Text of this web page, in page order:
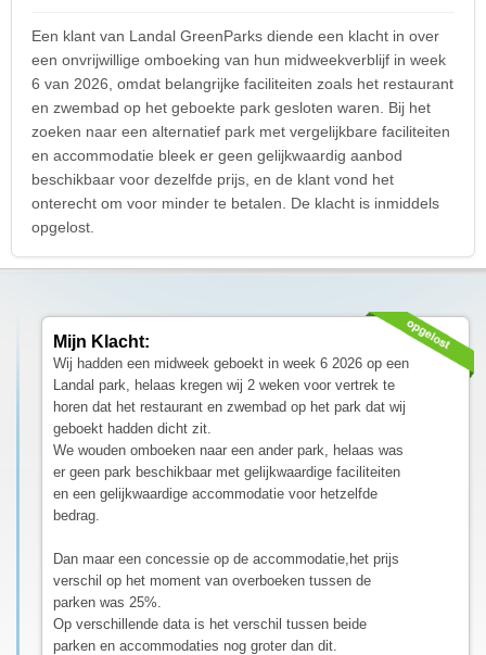
Een klant van Landal GreenParks diende een klacht in over
een onvrijwillige omboeking van hun midweekverblijf in week
6 van 2026, omdat belangrijke faciliteiten zoals het restaurant
en zwembad op het geboekte park gesloten waren. Bij het
zoeken naar een alternatief park met vergelijkbare faciliteiten
en accommodatie bleek er geen gelijkwaardig aanbod
beschikbaar voor dezelfde prijs, en de klant vond het
onterecht om voor minder te betalen. De klacht is inmiddels
opgelost.
Mijn Klacht:
Wij hadden een midweek geboekt in week 6 2026 op een
Landal park, helaas kregen wij 2 weken voor vertrek te
horen dat het restaurant en zwembad op het park dat wij
geboekt hadden dicht zit.
We wouden omboeken naar een ander park, helaas was
er geen park beschikbaar met gelijkwaardige faciliteiten
en een gelijkwaardige accommodatie voor hetzelfde
bedrag.
Dan maar een concessie op de accommodatie,het prijs
verschil op het moment van overboeken tussen de
parken was 25%.
Op verschillende data is het verschil tussen beide
parken en accommodaties nog groter dan dit.